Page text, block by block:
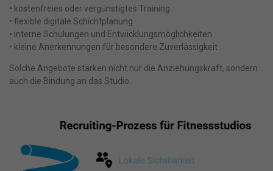
• kostenfreies oder vergünstigtes Training
• flexible digitale Schichtplanung
• interne Schulungen und Entwicklungsmöglichkeiten
• kleine Anerkennungen für besondere Zuverlässigkeit
Solche Angebote stärken nicht nur die Anziehungskraft, sondern
auch die Bindung an das Studio.